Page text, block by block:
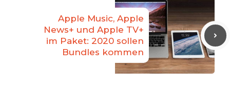
Apple Music, Apple
News+ und Apple TV+
im Paket: 2020 sollen
Bundles kommen